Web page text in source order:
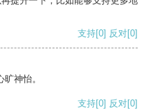
支持[0] 反对[0]
神怡。
支持[0] 反对[0]